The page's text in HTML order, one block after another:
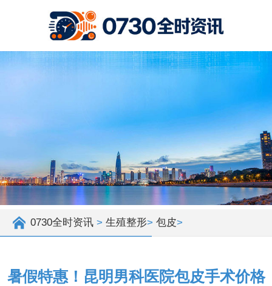
0730全时资讯 >生殖整形>包皮>
暑假特惠！昆明男科医院包皮手术价格